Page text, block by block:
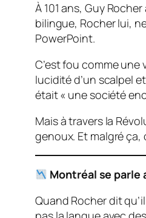
À 101 ans, Guy
bilingue, Rocher lui,
PowerPoint.
C’est fou comme
lucidité d’un scalpel
était « une société
Mais à travers la
genoux. Et malgré ça,
Montréal se parle
Quand Rocher dit